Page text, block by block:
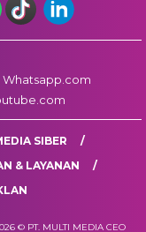
Whatsapp.com
SIBER
& LAYANAN
© PT. MULTI MEDIA CEO